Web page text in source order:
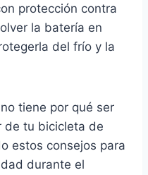
protección contra
la batería en
del frío y la
tiene por qué ser
de tu bicicleta de
estos consejos para
durante el